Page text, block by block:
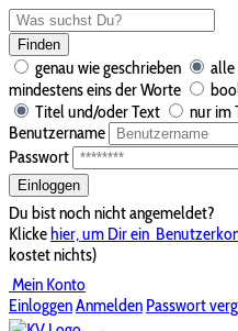
Finden
genau wie geschrieben
alle
mindestens eins der Worte
Titel und/oder Text
nur im
Benutzername
Passwort
Einloggen
Du bist noch nicht angemeldet?
Klickehier, um Dir ein
kostet nichts)
Mein Konto
EinloggenAnmelden Passwort